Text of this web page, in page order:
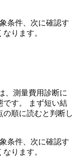
条件、次に確認す
ります。
、測量費用診断に
です。 まず短い結
順に読むと判断し
条件、次に確認す
ります。